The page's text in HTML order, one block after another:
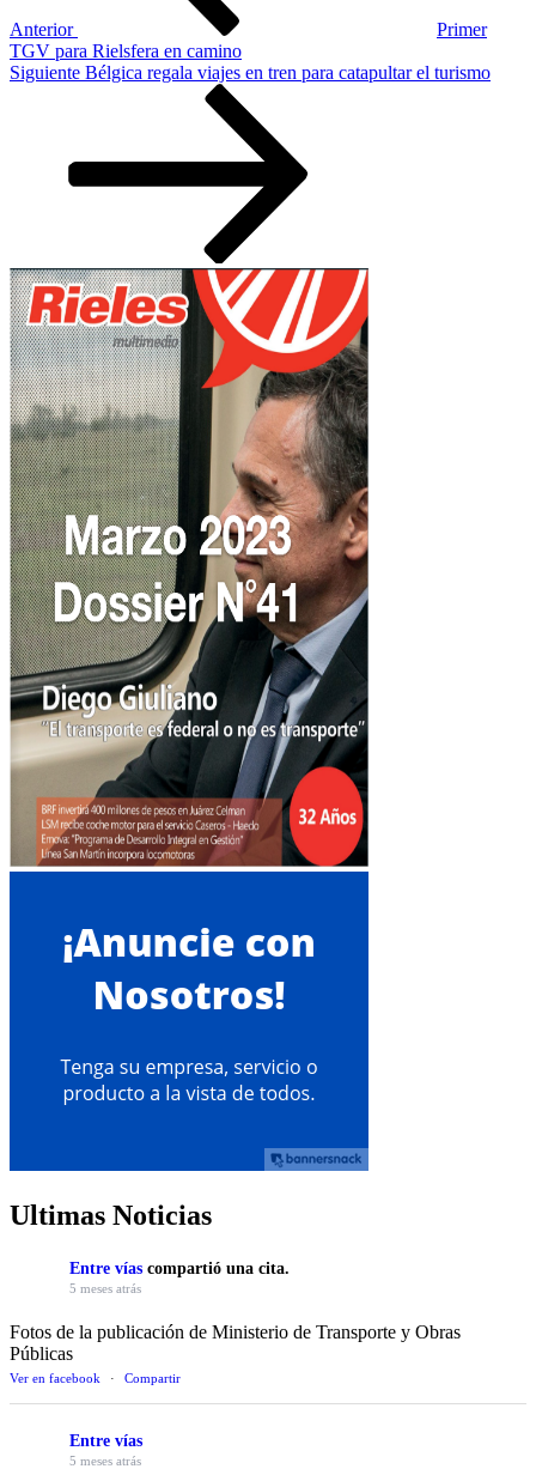
Anterior
Primer
TGV para Rielsfera en camino
Siguiente
Siguiente Bélgica regala viajes en tren para catapultar el turismo
Ultimas Noticias
Entre vías compartió una cita.
5 meses atrás
Fotos de la publicación de Ministerio de Transporte y Obras
Públicas
Ver en facebook · Compartir
Entre vías
5 meses atrás